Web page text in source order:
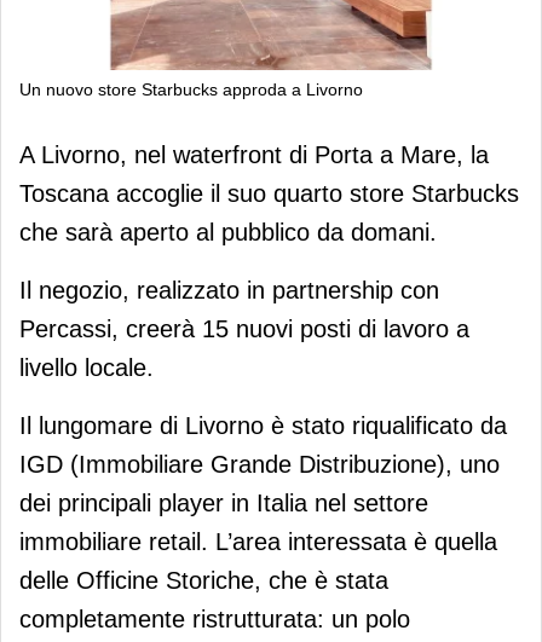
Un nuovo store Starbucks approda a Livorno
Un nuovo store Starbucks approda a
Livorno
A Livorno, nel waterfront di Porta a Mare, la
Toscana accoglie il suo quarto store Starbucks
che sarà aperto al pubblico da domani.
Il negozio, realizzato in partnership con
Percassi, creerà 15 nuovi posti di lavoro a
livello locale.
Il lungomare di Livorno è stato riqualificato da
IGD (Immobiliare Grande Distribuzione), uno
dei principali player in Italia nel settore
immobiliare retail. L’area interessata è quella
delle Officine Storiche, che è stata
completamente ristrutturata: un polo